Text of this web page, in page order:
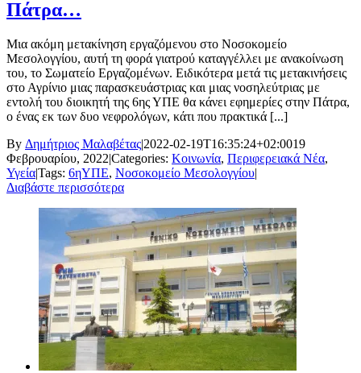
Πάτρα…
Μια ακόμη μετακίνηση εργαζόμενου στο Νοσοκομείο
Μεσολογγίου, αυτή τη φορά γιατρού καταγγέλλει με ανακοίνωση
του, το Σωματείο Εργαζομένων. Ειδικότερα μετά τις μετακινήσεις
στο Αγρίνιο μιας παρασκευάστριας και μιας νοσηλεύτριας με
εντολή του διοικητή της 6ης ΥΠΕ θα κάνει εφημερίες στην Πάτρα,
ο ένας εκ των δυο νεφρολόγων, κάτι που πρακτικά [...]
By Δημήτριος Μαλαβέτας|2022-02-19T16:35:24+02:0019
Φεβρουαρίου, 2022|Categories: Κοινωνία, Περιφερειακά Νέα,
Υγεία|Tags: 6ηΥΠΕ, Νοσοκομείο Μεσολογγίου|
Διαβάστε περισσότερα